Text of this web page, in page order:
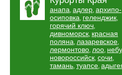
анапа, адлер, архипо-
осиповка, геленджик,
горячий ключ,
дивноморск, красная
поляна, лазаревское,
лермонтово, лоо,
новороссийск, сочи,
тамань, туапсе,